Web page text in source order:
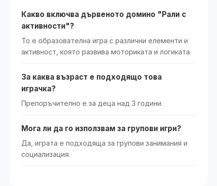
Какво включва дървеното домино "Рали с
активности"?
То е образователна игра с различни елементи и
активност, която развива моториката и логиката.
За каква възраст е подходящо това
играчка?
Препоръчително е за деца над 3 години.
Мога ли да го използвам за групови игри?
Да, играта е подходяща за групови занимания и
социализация.